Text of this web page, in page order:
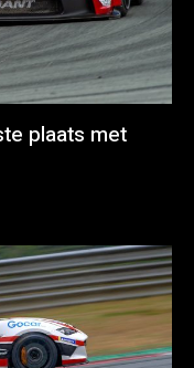
plaats met